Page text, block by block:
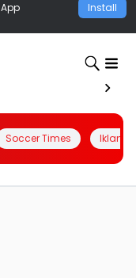
Install
Soccer Times Iklanin